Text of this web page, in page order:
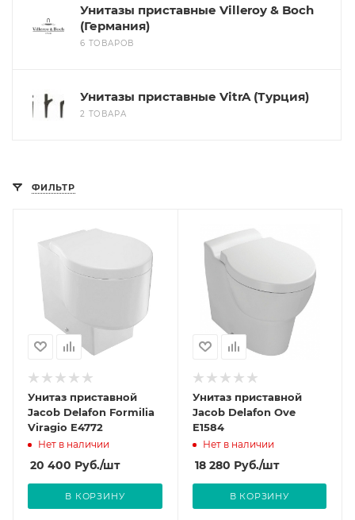
Унитазы приставные Villeroy & Boch
(Германия)
6 ТОВАРОВ
Унитазы приставные VitrA (Турция)
2 ТОВАРА
ФИЛЬТР
Унитаз приставной
Jacob Delafon Formilia
Viragio E4772
Нет в наличии
20 400 Руб./шт
В КОРЗИНУ
Унитаз приставной
Jacob Delafon Ove
E1584
Нет в наличии
18 280 Руб./шт
В КОРЗИНУ